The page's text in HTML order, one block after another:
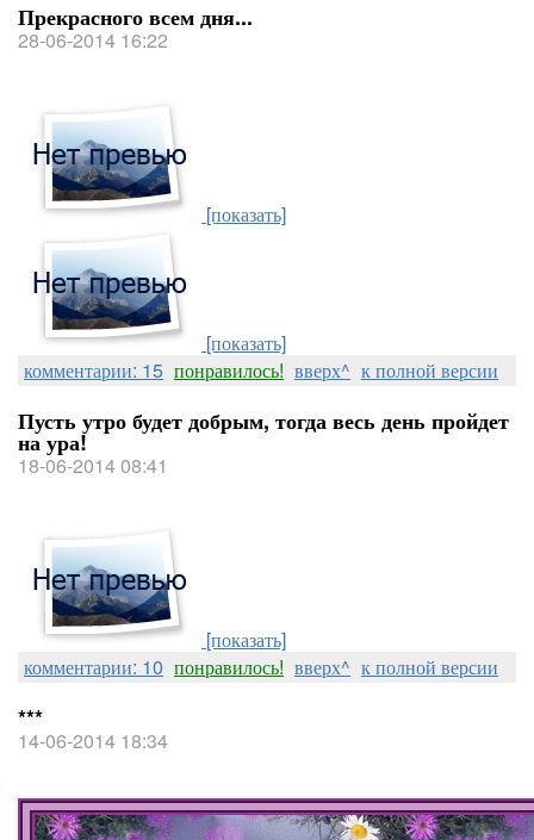
Прекрасного всем дня...
28-06-2014 16:22
[показать]
[показать]
комментарии: 15 понравилось! вверх^ к полной версии
Пусть утро будет добрым, тогда весь день пройдет
на ура!
18-06-2014 08:41
[показать]
комментарии: 10 понравилось! вверх^ к полной версии
***
14-06-2014 18:34